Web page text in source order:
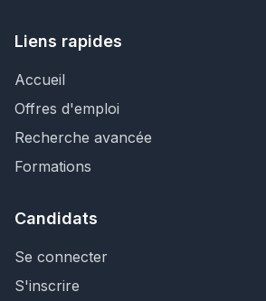
Liens rapides
Accueil
Offres d'emploi
Recherche avancée
Formations
Candidats
Se connecter
S'inscrire